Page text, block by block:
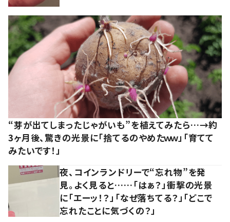
“芽が出てしまったじゃがいも”を植えてみたら…→約
3ヶ月後、驚きの光景に「捨てるのやめたｗｗ」「育てて
みたいです！」
夜、コインランドリーで“忘れ物”を発
見。よく見ると……「はぁ？」衝撃の光景
に「エーッ！？」「なぜ落ちてる？」「どこで
忘れたことに気づくの？」